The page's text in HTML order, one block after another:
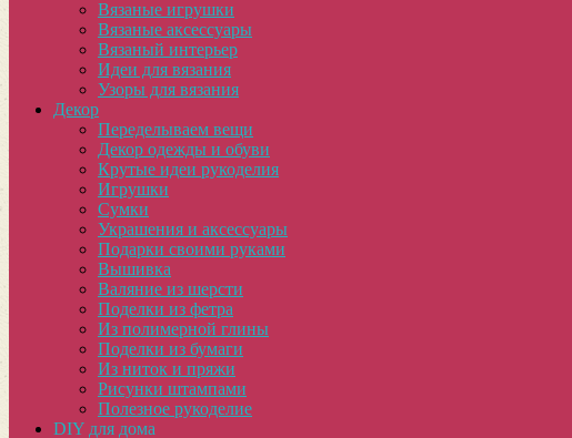
Вязаные игрушки
Вязаные аксессуары
Вязаный интерьер
Идеи для вязания
Узоры для вязания
Декор
Переделываем вещи
Декор одежды и обуви
Крутые идеи рукоделия
Игрушки
Сумки
Украшения и аксессуары
Подарки своими руками
Вышивка
Валяние из шерсти
Поделки из фетра
Из полимерной глины
Поделки из бумаги
Из ниток и пряжи
Рисунки штампами
Полезное рукоделие
DIY для дома